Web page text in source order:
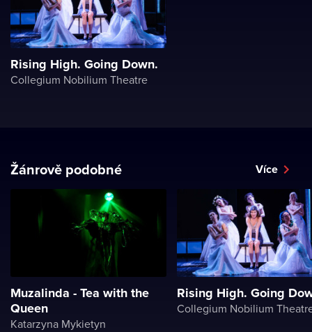
Rising High. Going Down.
Collegium Nobilium Theatre
Žánrově podobné Více
Muzalinda - Tea with the
Queen
Katarzyna Mykietyn
Rising High. Going
Collegium Nobilium